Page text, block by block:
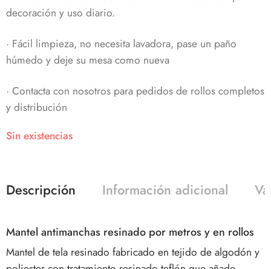
decoración y uso diario.
· Fácil limpieza, no necesita lavadora, pase un paño
húmedo y deje su mesa como nueva
· Contacta con nosotros para pedidos de rollos completos
y distribución
Sin existencias
Descripción Información adicional
Mantel antimanchas resinado por metros y en rollos
Mantel de tela resinado fabricado en tejido de algodón y